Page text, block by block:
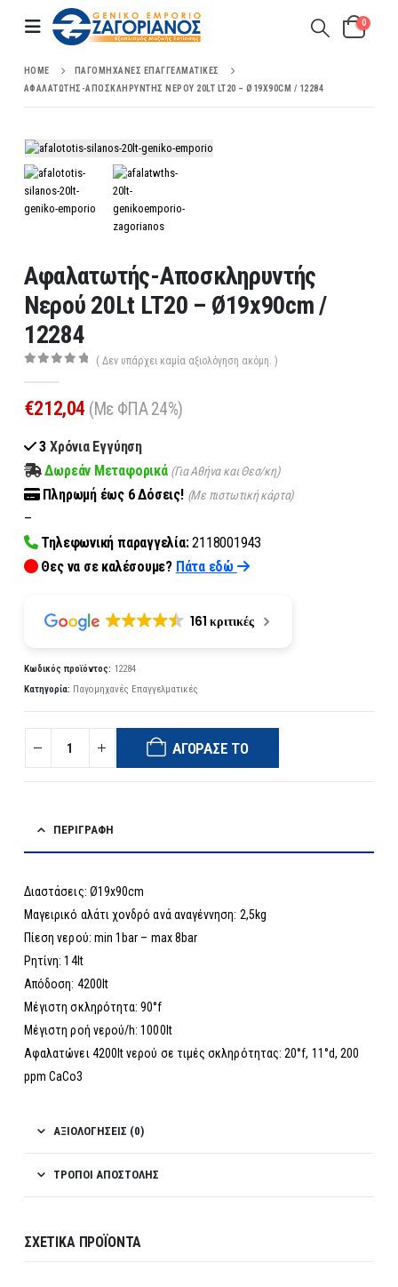
0
HOME
ΠΑΓΟΜΗΧΑΝΈΣ ΕΠΑΓΓΕΛΜΑΤΙΚΈΣ
ΑΦΑΛΑΤΩΤΉΣ-ΑΠΟΣΚΛΗΡΥΝΤΉΣ ΝΕΡΟΎ 20LT LT20 – Ø19X90CM / 12284
Αφαλατωτής-Αποσκληρυντής
Νερού 20Lt LT20 – Ø19x90cm /
12284
( Δεν υπάρχει καμία αξιολόγηση ακόμη. )
€212,04 (Με ΦΠΑ 24%)
3 Χρόνια Εγγύηση
Δωρεάν Μεταφορικά (Για Αθήνα και Θεσ/κη)
Πληρωμή έως 6Δόσεις! (Με πιστωτική κάρτα)
–
Τηλεφωνική παραγγελία:2118001943
Θες να σε καλέσουμε? Πάτα εδώ
161 κριτικές
Κωδικός προϊόντος: 12284
Κατηγορία: Παγομηχανές Επαγγελματικές
ΑΓΌΡΑΣΈ ΤΟ
ΠΕΡΙΓΡΑΦΉ
Διαστάσεις: Ø19x90cm
Μαγειρικό αλάτι χονδρό ανά αναγέννηση: 2,5kg
Πίεση νερού: min 1bar – max 8bar
Ρητίνη: 14lt
Απόδοση: 4200lt
Μέγιστη σκληρότητα: 90°f
Μέγιστη ροή νερού/h: 1000lt
Αφαλατώνει 4200lt νερού σε τιμές σκληρότητας: 20°f, 11°d, 200
ppm CaCo3
ΑΞΙΟΛΟΓΉΣΕΙΣ (0)
ΤΡΌΠΟΙ ΑΠΟΣΤΟΛΉΣ
ΣΧΕΤΙΚΆ ΠΡΟΪΌΝΤΑ